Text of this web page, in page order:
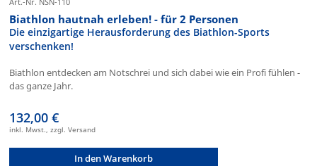
Biathlon hautnah erleben! - für 2 Personen
Die einzigartige Herausforderung des Biathlon-Sports
verschenken!
Biathlon entdecken am Notschrei und sich dabei wie ein Profi fühlen -
das ganze Jahr.
132,00 €
inkl. Mwst., zzgl. Versand
In den Warenkorb